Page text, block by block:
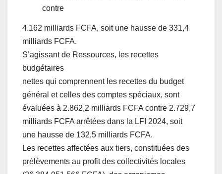
contre
4.162 milliards FCFA, soit une hausse de 331,4
milliards FCFA.
S’agissant de Ressources, les recettes
budgétaires
nettes qui comprennent les recettes du budget
général et celles des comptes spéciaux, sont
évaluées à 2.862,2 milliards FCFA contre 2.729,7
milliards FCFA arrêtées dans la LFI 2024, soit
une hausse de 132,5 milliards FCFA.
Les recettes affectées aux tiers, constituées des
prélèvements au profit des collectivités locales